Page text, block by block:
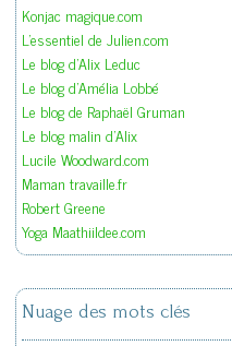
Konjac magique.com
L'essentiel de Julien.com
Le blog d'Alix Leduc
Le blog d'Amélia Lobbé
Le blog de Raphaël Gruman
Le blog malin d'Alix
Lucile Woodward.com
Maman travaille.fr
Robert Greene
Yoga Maathiildee.com
Nuage des mots clés